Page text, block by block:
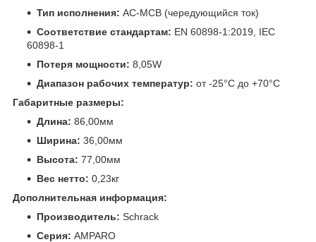
Тип исполнения: AC-MCB (чередующийся ток)
Соответствие стандартам: EN 60898-1:2019, IEC
60898-1
Потеря мощности: 8,05W
Диапазон рабочих температур: от -25°C до +70°C
Габаритные размеры:
Длина: 86,00мм
Ширина: 36,00мм
Высота: 77,00мм
Вес нетто: 0,23кг
Дополнительная информация:
Производитель: Schrack
Серия: AMPARO